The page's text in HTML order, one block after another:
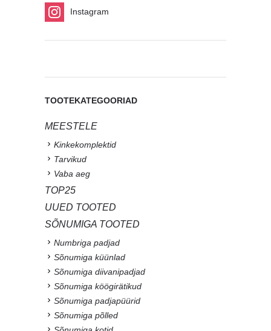
Instagram
TOOTEKATEGOORIAD
MEESTELE
Kinkekomplektid
Tarvikud
Vaba aeg
TOP25
UUED TOOTED
SÕNUMIGA TOOTED
Numbriga padjad
Sõnumiga küünlad
Sõnumiga diivanipadjad
Sõnumiga köögirätikud
Sõnumiga padjapüürid
Sõnumiga põlled